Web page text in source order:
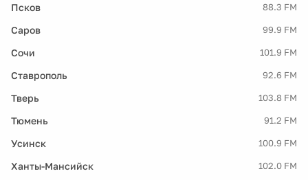
Псков 88.3 FM
Саров 99.9 FM
Сочи 101.9 FM
Ставрополь 92.6 FM
Тверь 103.8 FM
Тюмень 91.2 FM
Усинск 100.9 FM
Ханты-Мансийск 102.0 FM